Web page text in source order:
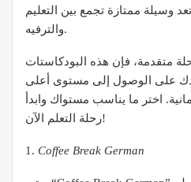
وسيلة ممتازة تجمع بين التعليم
والترفيه.
متقدمة، فإن هذه البودكاستات
على الوصول إلى مستوى أعلى
اختر ما يناسب مستواك وابدأ
رحلة التعلم الآن!
1. Coffee Break German